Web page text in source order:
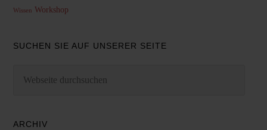
Wissen Workshop
SUCHEN SIE AUF UNSERER SEITE
ARCHIV